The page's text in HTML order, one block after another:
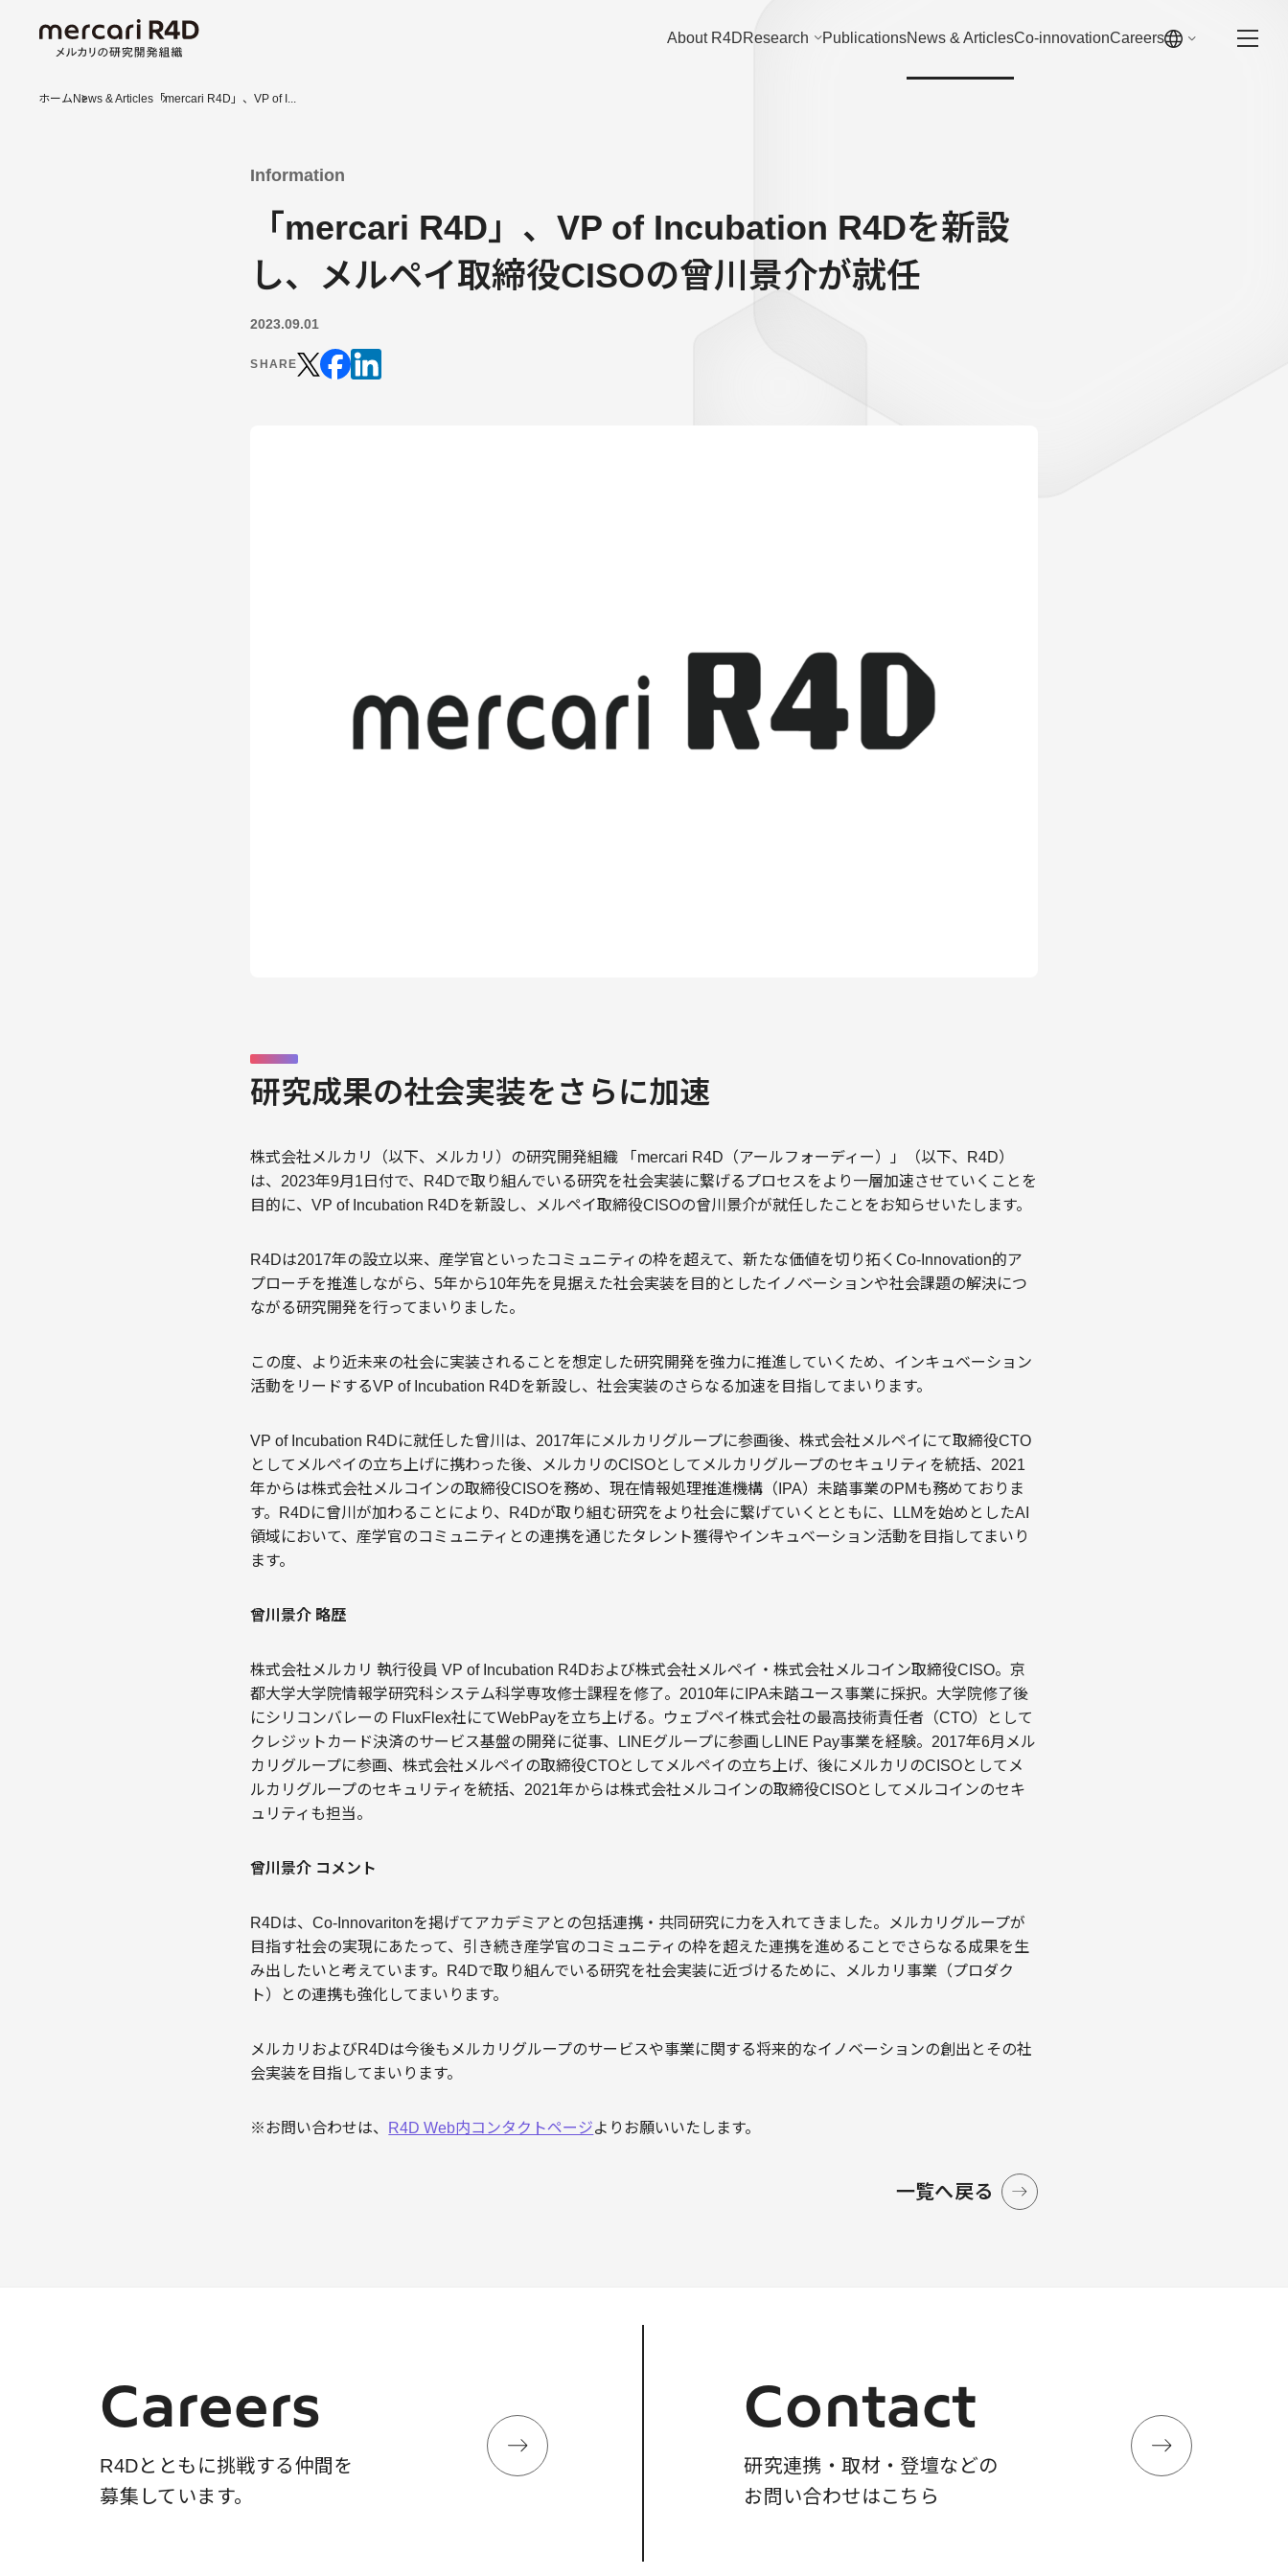
About R4DResearch PublicationsNews & ArticlesCo-innovationCareers
ホーム News & Articles 「mercari R4D」、VP of I...
Information
「mercari R4D」、VP of Incubation R4Dを新設
し、メルペイ取締役CISOの曾川景介が就任
2023.09.01
SHARE
研究成果の社会実装をさらに加速
株式会社メルカリ（以下、メルカリ）の研究開発組織 「mercari R4D（アールフォーディー）」（以下、R4D）
は、2023年9月1日付で、R4Dで取り組んでいる研究を社会実装に繋げるプロセスをより一層加速させていくことを
目的に、VP of Incubation R4Dを新設し、メルペイ取締役CISOの曾川景介が就任したことをお知らせいたします。
R4Dは2017年の設立以来、産学官といったコミュニティの枠を超えて、新たな価値を切り拓くCo-Innovation的ア
プローチを推進しながら、5年から10年先を見据えた社会実装を目的としたイノベーションや社会課題の解決につ
ながる研究開発を行ってまいりました。
この度、より近未来の社会に実装されることを想定した研究開発を強力に推進していくため、インキュベーション
活動をリードするVP of Incubation R4Dを新設し、社会実装のさらなる加速を目指してまいります。
VP of Incubation R4Dに就任した曾川は、2017年にメルカリグループに参画後、株式会社メルペイにて取締役CTO
としてメルペイの立ち上げに携わった後、メルカリのCISOとしてメルカリグループのセキュリティを統括、2021
年からは株式会社メルコインの取締役CISOを務め、現在情報処理推進機構（IPA）未踏事業のPMも務めておりま
す。R4Dに曾川が加わることにより、R4Dが取り組む研究をより社会に繋げていくとともに、LLMを始めとしたAI
領域において、産学官のコミュニティとの連携を通じたタレント獲得やインキュベーション活動を目指してまいり
ます。
曾川景介 略歴
株式会社メルカリ 執行役員 VP of Incubation R4Dおよび株式会社メルペイ・株式会社メルコイン取締役CISO。京
都大学大学院情報学研究科システム科学専攻修士課程を修了。2010年にIPA未踏ユース事業に採択。大学院修了後
にシリコンバレーの FluxFlex社にてWebPayを立ち上げる。ウェブペイ株式会社の最高技術責任者（CTO）として
クレジットカード決済のサービス基盤の開発に従事、LINEグループに参画しLINE Pay事業を経験。2017年6月メル
カリグループに参画、株式会社メルペイの取締役CTOとしてメルペイの立ち上げ、後にメルカリのCISOとしてメ
ルカリグループのセキュリティを統括、2021年からは株式会社メルコインの取締役CISOとしてメルコインのセキ
ュリティも担当。
曾川景介 コメント
R4Dは、Co-Innovaritonを掲げてアカデミアとの包括連携・共同研究に力を入れてきました。メルカリグループが
目指す社会の実現にあたって、引き続き産学官のコミュニティの枠を超えた連携を進めることでさらなる成果を生
み出したいと考えています。R4Dで取り組んでいる研究を社会実装に近づけるために、メルカリ事業（プロダク
ト）との連携も強化してまいります。
メルカリおよびR4Dは今後もメルカリグループのサービスや事業に関する将来的なイノベーションの創出とその社
会実装を目指してまいります。
※お問い合わせは、 R4D Web内コンタクトページよりお願いいたします。
一覧へ戻る
Careers
R4Dとともに挑戦する仲間を
募集しています。
Contact
研究連携・取材・登壇などの
お問い合わせはこちら